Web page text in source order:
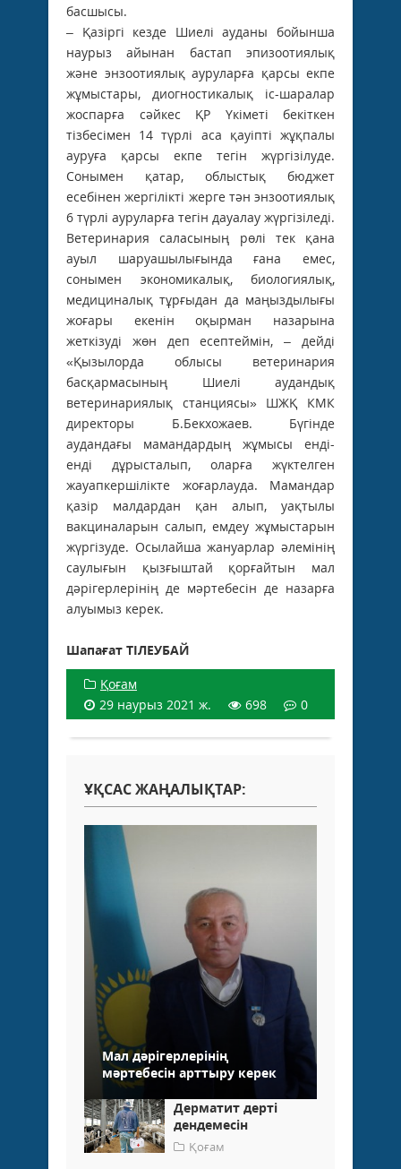
басшысы.
– Қазіргі кезде Шиелі ауданы бойынша
наурыз айынан бастап эпизоотиялық
және энзоотиялық ауруларға қарсы екпе
жұмыстары, диогностикалық іс-шаралар
жоспарға сәйкес ҚР Үкіметі бекіткен
тізбесімен 14 түрлі аса қауіпті жұқпалы
ауруға қарсы екпе тегін жүргізілуде.
Сонымен қатар, облыстық бюджет
есебінен жергілікті жерге тән энзоотиялық
6 түрлі ауруларға тегін дауалау жүргізіледі.
Ветеринария саласының рөлі тек қана
ауыл шаруашылығында ғана емес,
сонымен экономикалық, биологиялық,
медициналық тұрғыдан да маңыздылығы
жоғары екенін оқырман назарына
жеткізуді жөн деп есептеймін, – дейді
«Қызылорда облысы ветеринария
басқармасының Шиелі аудандық
ветеринариялық станциясы» ШЖҚ КМК
директоры Б.Бекхожаев. Бүгінде
аудандағы мамандардың жұмысы енді-
енді дұрысталып, оларға жүктелген
жауапкершілікте жоғарлауда. Мамандар
қазір малдардан қан алып, уақтылы
вакциналарын салып, емдеу жұмыстарын
жүргізуде. Осылайша жануарлар әлемінің
саулығын қызғыштай қорғайтын мал
дәрігерлерінің де мәртебесін де назарға
алуымыз керек.
Шапағат ТІЛЕУБАЙ
Қоғам
29 наурыз 2021 ж.
698 0
ҰҚСАС ЖАҢАЛЫҚТАР:
Мал дәрігерлерінің
мәртебесін арттыру керек
Дерматит дерті
дендемесін
Қоғам